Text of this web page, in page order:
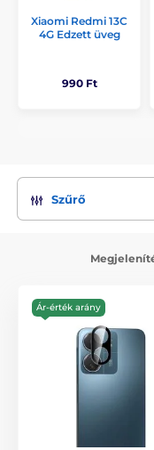
Xiaomi Redmi 13C
4G Edzett üveg
990 Ft
Szűrő
Ár-érték arány